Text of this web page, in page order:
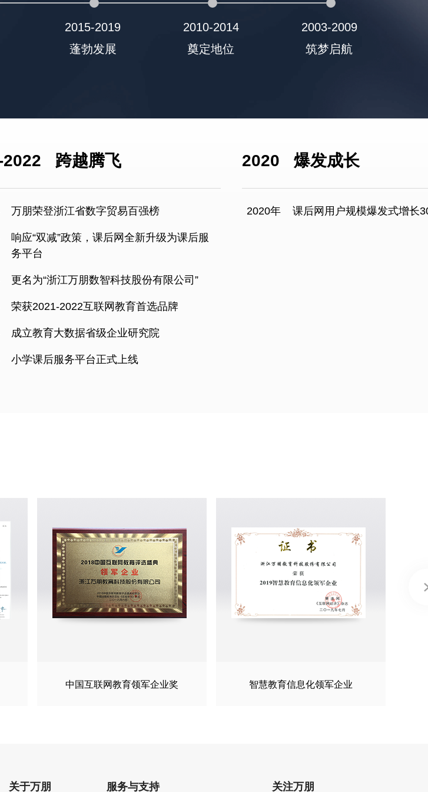
2015-2019 2010-2014 2003-2009
蓬勃发展 奠定地位 筑梦启航
2022 跨越腾飞
万朋荣登浙江省数字贸易百强榜
响应“双减”政策，课后网全新升级为课后服
务平台
更名为“浙江万朋数智科技股份有限公司”
荣获2021-2022互联网教育首选品牌
成立教育大数据省级企业研究院
小学课后服务平台正式上线
2020 爆发成长
2020年 课后网用户规模爆发式增长
中国互联网教育领军企业奖 智慧教育信息化领军企业
关于万朋 服务与支持 关注万朋